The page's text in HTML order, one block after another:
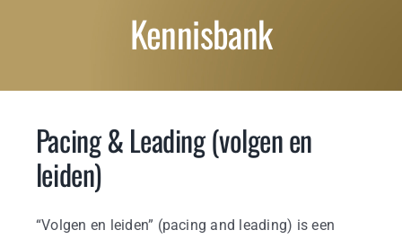
Agenda
Kennisbank
Business
Kennisbank
Pacing & Leading (volgen en
leiden)
“Volgen en leiden” (pacing and leading) is een